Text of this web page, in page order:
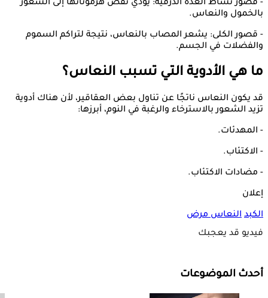
- قصور نشاط الغدة الدرقية: يؤدي نقص هرموناتها إلى الشعور
بالخمول والنعاس.
- قصور الكلى: يشعر المصاب بالنعاس، نتيجة لتراكم السموم
والفضلات في الجسم.
ما هي الأدوية التي تسبب النعاس؟
قد يكون النعاس ناتجًا عن تناول بعض العقاقير، لأن هناك أدوية
تزيد الشعور بالاسترخاء والرغبة في النوم، أبرزها:
- المهدئات.
- الاكتئاب.
- مضادات الاكتئاب.
إعلان
الكبد النعاسمرض
فيديو قد يعجبك
أحدث الموضوعات